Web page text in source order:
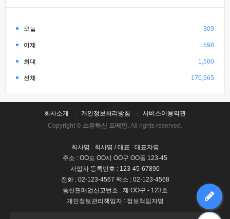
오늘 309
어제 598
최대 1,500
전체 170,565
회사소개 개인정보처리방침
서비스이용약관
Copyright © 소유하신 도메인. All rights reserved.
회사명 : 회사명 / 대표 : 대표자명
주소 : OO도 OO시 OO구 OO동 123-45
사업자 등록번호 : 123-45-67890
전화 : 02-123-4567 팩스 : 02-123-4568
통신판매업신고번호 : 제 OO구 - 123호
개인정보관리책임자 : 정보책임자명